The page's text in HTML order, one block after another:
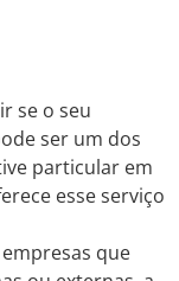
se o seu
ser um dos
particular em
esse serviço
que